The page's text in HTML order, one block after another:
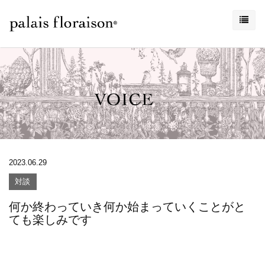
2023.06.29
対談
何か終わっていき何か始まっていくことがと
ても楽しみです